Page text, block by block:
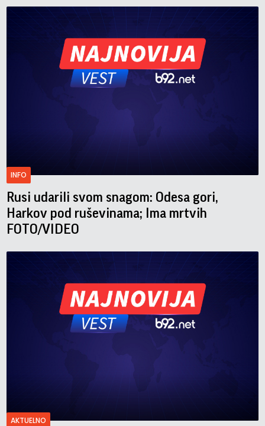
INFO
Rusi udarili svom snagom: Odesa gori,
Harkov pod ruševinama; Ima mrtvih
FOTO/VIDEO
AKTUELNO